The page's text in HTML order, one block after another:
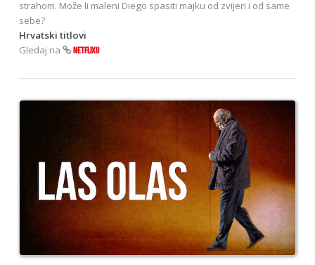
strahom. Može li maleni Diego spasiti majku od zvijeri i od same
sebe?
Hrvatski titlovi
Gledaj na
NETFLIXU